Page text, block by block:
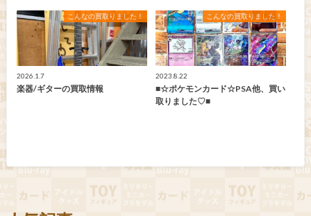
こんなの買取りました！
2026.1.7
楽器/ギターの買取情報
こんなの買取りました！
2023.8.22
■☆ポケモンカード☆PSA他、買い
取りました♡■